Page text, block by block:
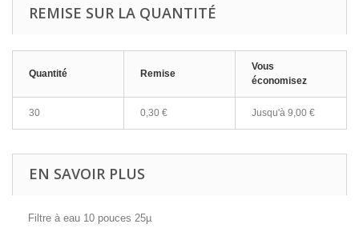
REMISE SUR LA QUANTITÉ
Quantité Remise
Vous
économisez
30 0,30 € Jusqu'à 9,00 €
EN SAVOIR PLUS
Filtre à eau 10 pouces 25µ